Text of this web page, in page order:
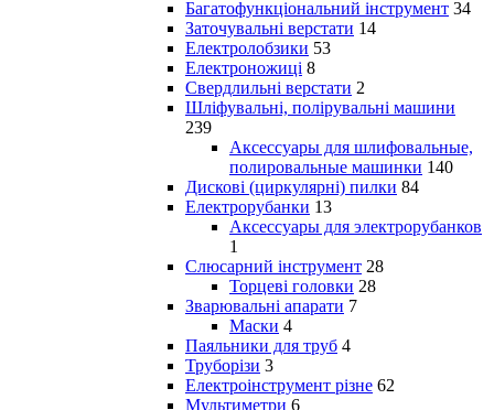
Багатофункціональний інструмент 34
Заточувальні верстати 14
Електролобзики 53
Електроножиці 8
Свердлильні верстати 2
Шліфувальні, полірувальні машини
239
Аксессуары для шлифовальные,
полировальные машинки 140
Дискові (циркулярні) пилки 84
Електрорубанки 13
Аксессуары для электрорубанков
1
Слюсарний інструмент 28
Торцеві головки 28
Зварювальні апарати 7
Маски 4
Паяльники для труб 4
Труборізи 3
Електроінструмент різне 62
Мультиметри 6